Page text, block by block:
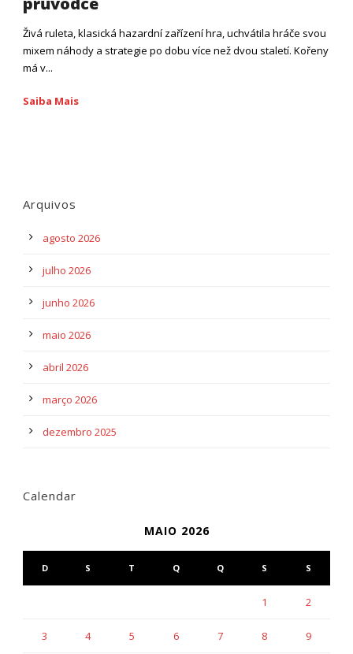
Živá ruleta, klasická hazardní zařízení hra, uchvátila hráče svou
mixem náhody a strategie po dobu více než dvou staletí. Kořeny
má v...
Saiba Mais
Arquivos
agosto 2026
julho 2026
junho 2026
maio 2026
abril 2026
março 2026
dezembro 2025
Calendar
MAIO 2026
D S T Q Q S S
1 2
3 4 5 6 7 8 9